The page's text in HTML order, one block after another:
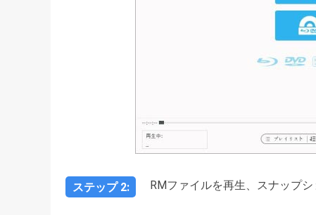
ステップ 2: RMファイルを再生、スナップ